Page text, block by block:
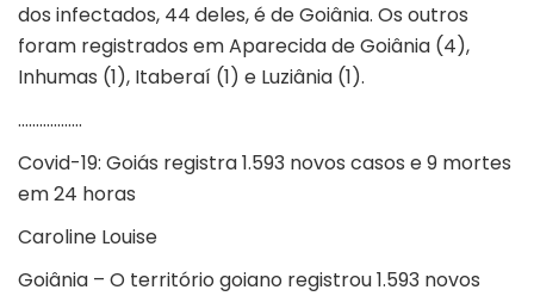
dos infectados, 44 deles, é de Goiânia. Os outros
foram registrados em Aparecida de Goiânia (4),
Inhumas (1), Itaberaí (1) e Luziânia (1).
………………
Covid-19: Goiás registra 1.593 novos casos e 9 mortes
em 24 horas
Caroline Louise
Goiânia – O território goiano registrou 1.593 novos